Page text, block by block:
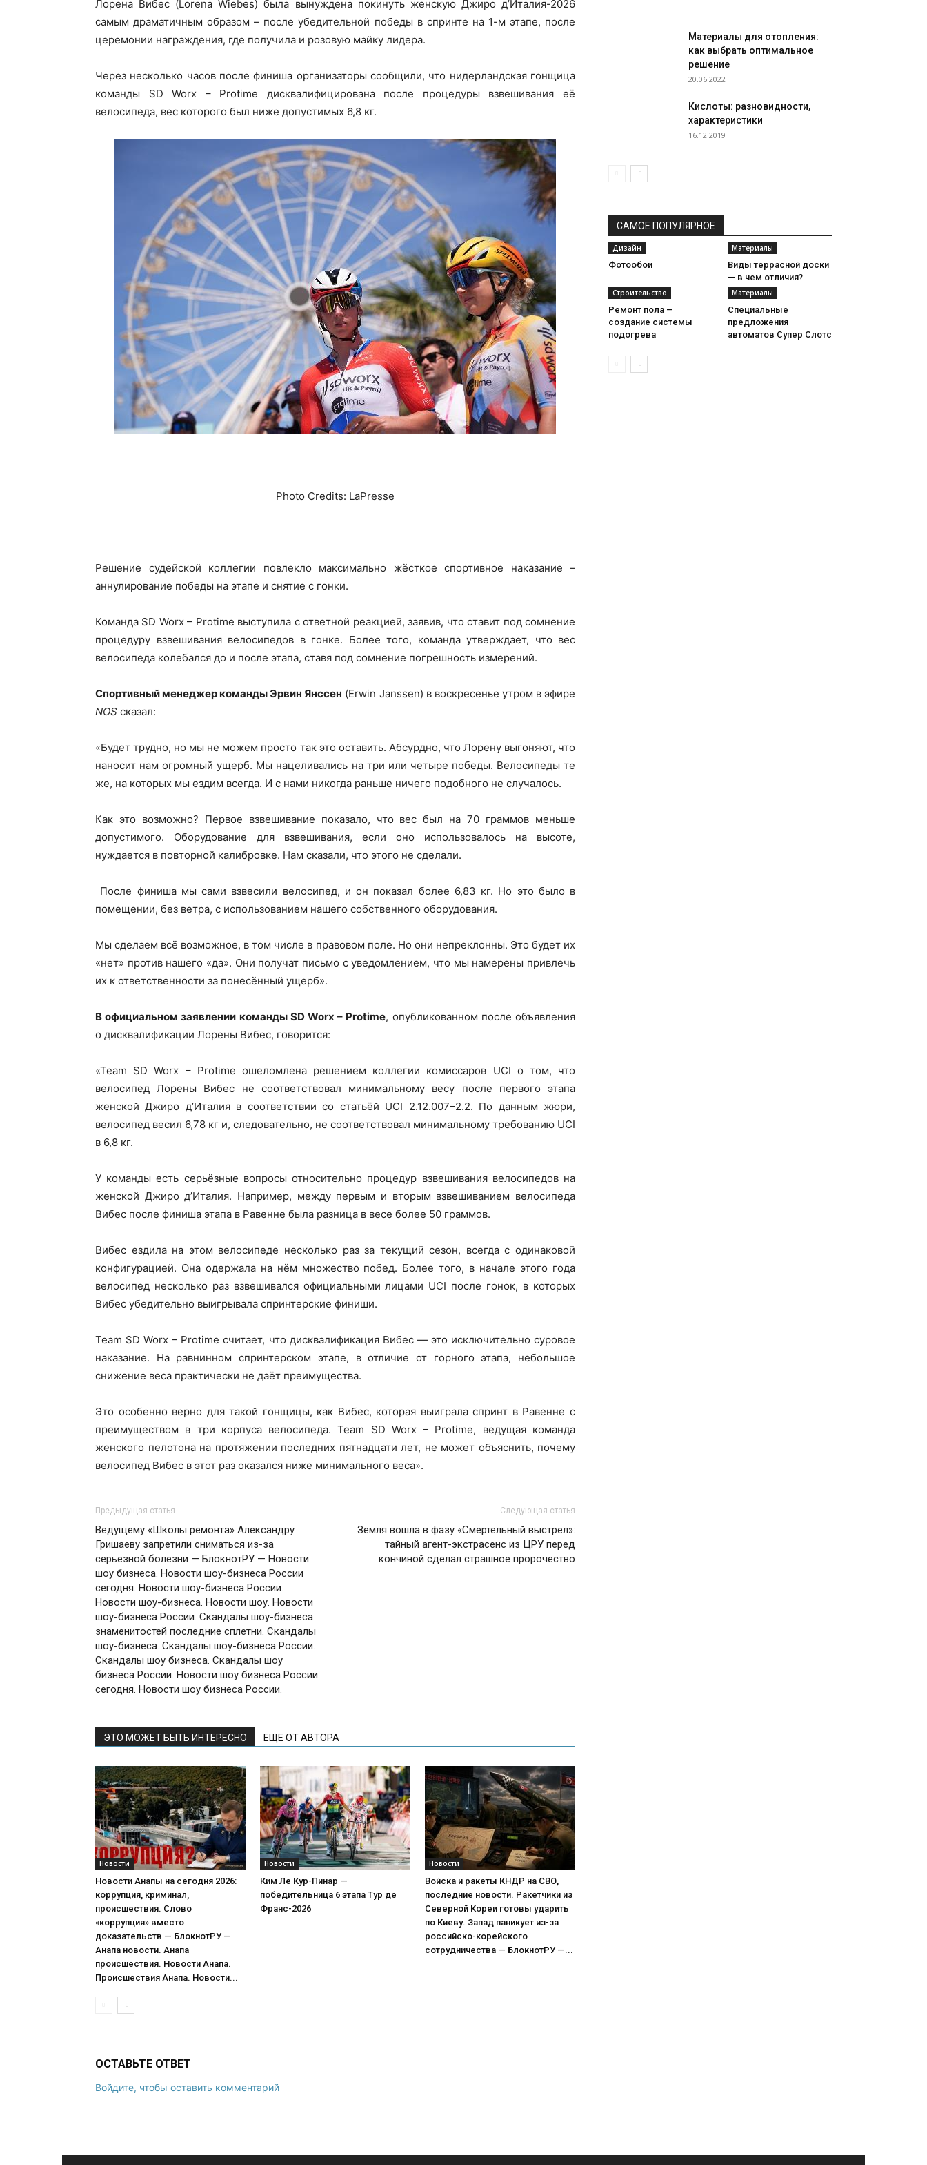
Лорена Вибес (Lorena Wiebes) была вынуждена покинуть женскую Джиро д’Италия-2026
самым драматичным образом – после убедительной победы в спринте на 1-м этапе, после
церемонии награждения, где получила и розовую майку лидера.
Через несколько часов после финиша организаторы сообщили, что нидерландская гонщица
команды SD Worx – Protime дисквалифицирована после процедуры взвешивания её
велосипеда, вес которого был ниже допустимых 6,8 кг.
Photo Credits: LaPresse
Решение судейской коллегии повлекло максимально жёсткое спортивное наказание –
аннулирование победы на этапе и снятие с гонки.
Команда SD Worx – Protime выступила с ответной реакцией, заявив, что ставит под сомнение
процедуру взвешивания велосипедов в гонке. Более того, команда утверждает, что вес
велосипеда колебался до и после этапа, ставя под сомнение погрешность измерений.
Спортивный менеджер команды Эрвин Янссен (Erwin Janssen) в воскресенье утром в эфире
NOS сказал:
«Будет трудно, но мы не можем просто так это оставить. Абсурдно, что Лорену выгоняют, что
наносит нам огромный ущерб. Мы нацеливались на три или четыре победы. Велосипеды те
же, на которых мы ездим всегда. И с нами никогда раньше ничего подобного не случалось.
Как это возможно? Первое взвешивание показало, что вес был на 70 граммов меньше
допустимого. Оборудование для взвешивания, если оно использовалось на высоте,
нуждается в повторной калибровке. Нам сказали, что этого не сделали.
После финиша мы сами взвесили велосипед, и он показал более 6,83 кг. Но это было в
помещении, без ветра, с использованием нашего собственного оборудования.
Мы сделаем всё возможное, в том числе в правовом поле. Но они непреклонны. Это будет их
«нет» против нашего «да». Они получат письмо с уведомлением, что мы намерены привлечь
их к ответственности за понесённый ущерб».
В официальном заявлении команды SD Worx – Protime, опубликованном после объявления
о дисквалификации Лорены Вибес, говорится:
«Team SD Worx – Protime ошеломлена решением коллегии комиссаров UCI о том, что
велосипед Лорены Вибес не соответствовал минимальному весу после первого этапа
женской Джиро д’Италия в соответствии со статьёй UCI 2.12.007–2.2. По данным жюри,
велосипед весил 6,78 кг и, следовательно, не соответствовал минимальному требованию UCI
в 6,8 кг.
У команды есть серьёзные вопросы относительно процедур взвешивания велосипедов на
женской Джиро д’Италия. Например, между первым и вторым взвешиванием велосипеда
Вибес после финиша этапа в Равенне была разница в весе более 50 граммов.
Вибес ездила на этом велосипеде несколько раз за текущий сезон, всегда с одинаковой
конфигурацией. Она одержала на нём множество побед. Более того, в начале этого года
велосипед несколько раз взвешивался официальными лицами UCI после гонок, в которых
Вибес убедительно выигрывала спринтерские финиши.
Team SD Worx – Protime считает, что дисквалификация Вибес — это исключительно суровое
наказание. На равнинном спринтерском этапе, в отличие от горного этапа, небольшое
снижение веса практически не даёт преимущества.
Это особенно верно для такой гонщицы, как Вибес, которая выиграла спринт в Равенне с
преимуществом в три корпуса велосипеда. Team SD Worx – Protime, ведущая команда
женского пелотона на протяжении последних пятнадцати лет, не может объяснить, почему
велосипед Вибес в этот раз оказался ниже минимального веса».
Предыдущая статья
Ведущему «Школы ремонта» Александру
Гришаеву запретили сниматься из-за
серьезной болезни — БлокнотРУ — Новости
шоу бизнеса. Новости шоу-бизнеса России
сегодня. Новости шоу-бизнеса России.
Новости шоу-бизнеса. Новости шоу. Новости
шоу-бизнеса России. Скандалы шоу-бизнеса
знаменитостей последние сплетни. Скандалы
шоу-бизнеса. Скандалы шоу-бизнеса России.
Скандалы шоу бизнеса. Скандалы шоу
бизнеса России. Новости шоу бизнеса России
сегодня. Новости шоу бизнеса России.
Следующая статья
Земля вошла в фазу «Смертельный выстрел»:
тайный агент-экстрасенс из ЦРУ перед
кончиной сделал страшное пророчество
ЭТО МОЖЕТ БЫТЬ ИНТЕРЕСНО ЕЩЕ ОТ АВТОРА
Новости
Новости Анапы на сегодня 2026:
коррупция, криминал,
происшествия. Слово
«коррупция» вместо
доказательств — БлокнотРУ —
Анапа новости. Анапа
происшествия. Новости Анапа.
Происшествия Анапа. Новости...
Новости
Ким Ле Кур-Пинар —
победительница 6 этапа Тур де
Франс-2026
Новости
Войска и ракеты КНДР на СВО,
последние новости. Ракетчики из
Северной Кореи готовы ударить
по Киеву. Запад паникует из-за
российско-корейского
сотрудничества — БлокнотРУ —...
ОСТАВЬТЕ ОТВЕТ
Войдите, чтобы оставить комментарий
Материалы для отопления:
как выбрать оптимальное
решение
20.06.2022
Кислоты: разновидности,
характеристики
16.12.2019
САМОЕ ПОПУЛЯРНОЕ
Дизайн
Фотообои
Материалы
Виды террасной доски
— в чем отличия?
Строительство
Ремонт пола –
создание системы
подогрева
Материалы
Специальные
предложения
автоматов Супер Слотс